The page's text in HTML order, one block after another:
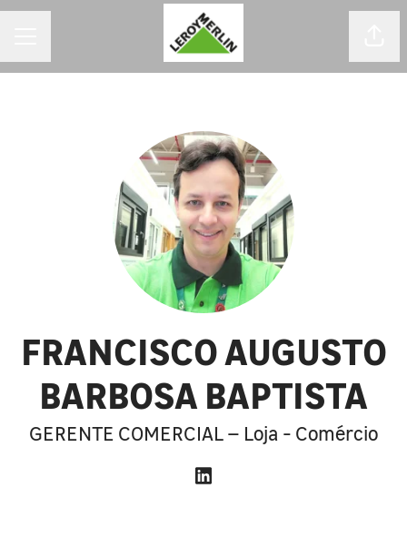
FRANCISCO AUGUSTO
BARBOSA BAPTISTA
GERENTE COMERCIAL – Loja - Comércio